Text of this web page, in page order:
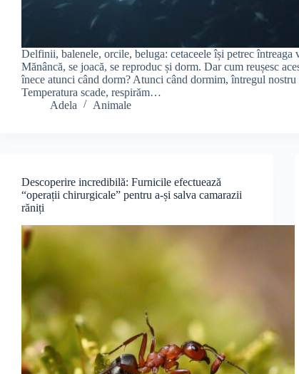
Delfinii, balenele, orcile, beluga: cetaceele își petrec întreaga
Mănâncă, se joacă, se reproduc și dorm. Dar cum reușesc
înece atunci când dorm? Atunci când dormim, întregul nostru
Temperatura scade, respirăm…
Adela
Animale
Descoperire incredibilă: Furnicile efectuează
“operații chirurgicale” pentru a-și salva camarazii
răniți